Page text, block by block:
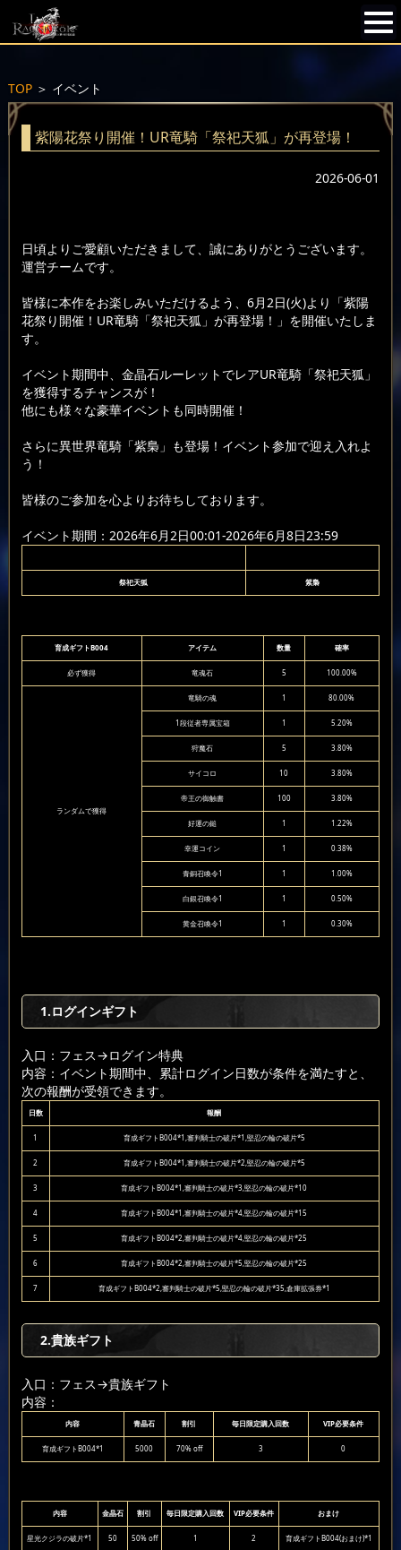
TOP＞ イベント
紫陽花祭り開催！UR竜騎「祭祀天狐」が再登場！
2026-06-01
日頃よりご愛顧いただきまして、誠にありがとうございます。
運営チームです。
皆様に本作をお楽しみいただけるよう、6月2日(火)より「紫陽
花祭り開催！UR竜騎「祭祀天狐」が再登場！」を開催いたしま
す。
イベント期間中、金晶石ルーレットでレアUR竜騎「祭祀天狐」
を獲得するチャンスが！
他にも様々な豪華イベントも同時開催！
さらに異世界竜騎「紫梟」も登場！イベント参加で迎え入れよ
う！
皆様のご参加を心よりお待ちしております。
イベント期間：2026年6月2日00:01-2026年6月8日23:59
祭祀天狐 紫梟
育成ギフトB004 アイテム 数量 確率
必ず獲得 竜魂石 5 100.00%
ランダムで獲得
竜騎の魂 1 80.00%
1段従者専属宝箱 1 5.20%
狩魔石 5 3.80%
サイコロ 10 3.80%
帝王の御触書 100 3.80%
好運の鎚 1 1.22%
幸運コイン 1 0.38%
青銅召喚令1 1 1.00%
白銀召喚令1 1 0.50%
黄金召喚令1 1 0.30%
1.ログインギフト
入口：フェス→ログイン特典
内容：イベント期間中、累計ログイン日数が条件を満たすと、
次の報酬が受領できます。
日数 報酬
1 育成ギフトB004*1,審判騎士の破片*1,堅忍の輪の破片*5
2 育成ギフトB004*1,審判騎士の破片*2,堅忍の輪の破片*5
3 育成ギフトB004*1,審判騎士の破片*3,堅忍の輪の破片*10
4 育成ギフトB004*1,審判騎士の破片*4,堅忍の輪の破片*15
5 育成ギフトB004*2,審判騎士の破片*4,堅忍の輪の破片*25
6 育成ギフトB004*2,審判騎士の破片*5,堅忍の輪の破片*25
7 育成ギフトB004*2,審判騎士の破片*5,堅忍の輪の破片*35,倉庫拡張券*1
2.貴族ギフト
入口：フェス→貴族ギフト
内容：
内容 青晶石 割引 毎日限定購入回数 VIP必要条件
育成ギフトB004*1 5000 70% off 3 0
内容 金晶石 割引 毎日限定購入回数 VIP必要条件 おまけ
星光クジラの破片*1 50 50% off 1 2 育成ギフトB004(おまけ)*1